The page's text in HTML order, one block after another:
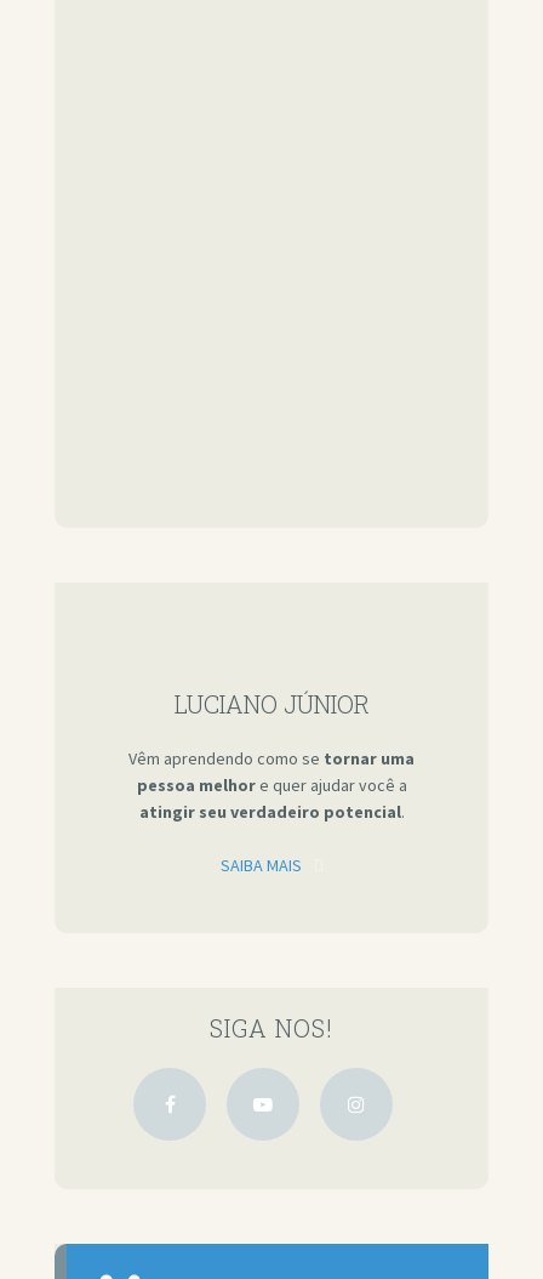
LUCIANO JÚNIOR
Vêm aprendendo como se tornar uma
pessoa melhore quer ajudar você a
atingir seu verdadeiro potencial.
SAIBA MAIS
SIGA NOS!